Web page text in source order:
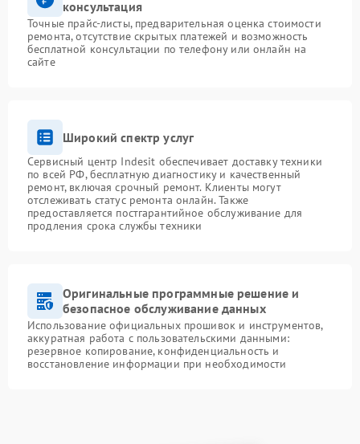
консультация
Точные прайс-листы, предварительная оценка стоимости
ремонта, отсутствие скрытых платежей и возможность
бесплатной консультации по телефону или онлайн на
сайте
Широкий спектр услуг
Сервисный центр Indesit обеспечивает доставку техники
по всей РФ, бесплатную диагностику и качественный
ремонт, включая срочный ремонт. Клиенты могут
отслеживать статус ремонта онлайн. Также
предоставляется постгарантийное обслуживание для
продления срока службы техники
Оригинальные программные решение и
безопасное обслуживание данных
Использование официальных прошивок и инструментов,
аккуратная работа с пользовательскими данными:
резервное копирование, конфиденциальность и
восстановление информации при необходимости